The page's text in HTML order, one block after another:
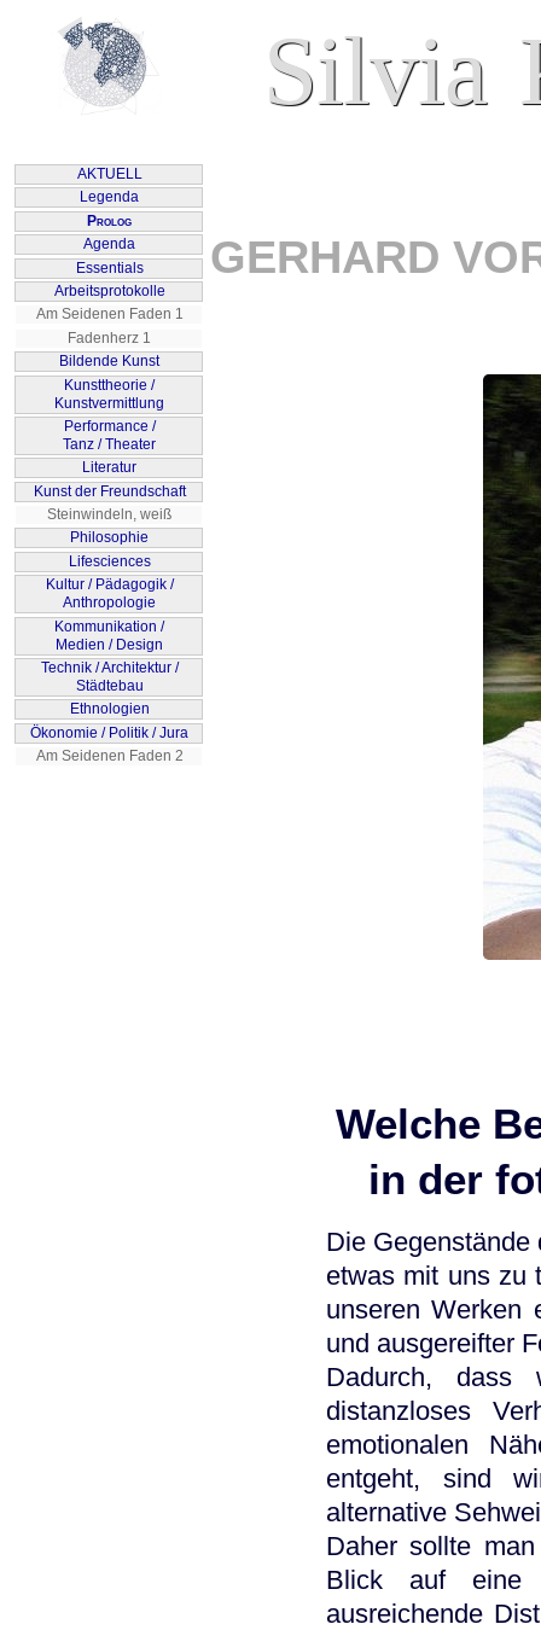
GERHARD
Welche
in der
Die Gegenstände
etwas mit uns zu
unseren Werken
und ausgereifter
Dadurch, dass
distanzloses
emotionalen
entgeht, sind
alternative
Daher sollte
Blick auf eine
ausreichende